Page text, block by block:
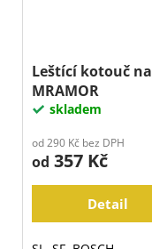
Leštící kotouč na
MRAMOR
skladem
od 290 Kč bez DPH
od 357 Kč
Detail